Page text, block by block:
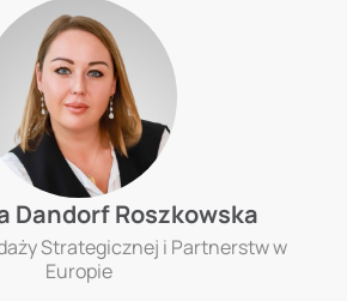
Dandorf Roszkowska
Strategicznej i Partnerstw w
Europie